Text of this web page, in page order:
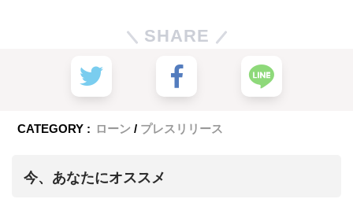
SHARE
CATEGORY : ローン プレスリリース
今、あなたにオススメ